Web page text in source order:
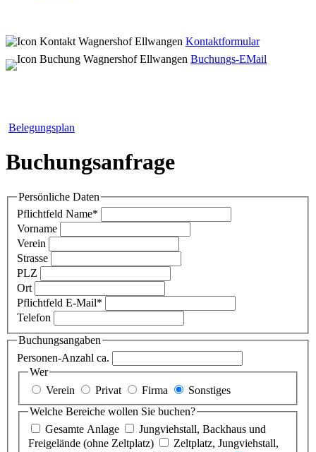
Kontaktformular
Buchungs-EMail
Belegungsplan
Buchungsanfrage
Persönliche Daten
Pflichtfeld Name*
Vorname
Verein
Strasse
PLZ
Ort
Pflichtfeld E-Mail*
Telefon
Buchungsangaben
Personen-Anzahl ca.
Wer
Verein
Privat Firma
Sonstiges
Welche Bereiche wollen Sie buchen?
Gesamte Anlage
Jungviehstall, Backhaus und
Freigelände (ohne Zeltplatz)
Zeltplatz, Jungviehstall,